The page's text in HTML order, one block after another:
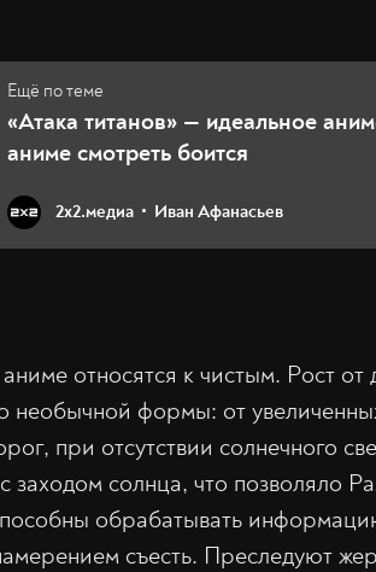
«Атака титанов» — идеальное
аниме смотреть боится
2х2.медиа Иван Афанасьев
относятся к чистым. Рост от
необычной формы: от
при отсутствии солнечного
заходом солнца, что позволяло
обрабатывать
съесть. Преследуют